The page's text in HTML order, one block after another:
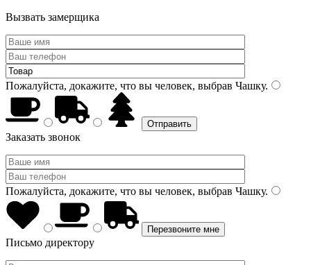
Вызвать замерщика
Пожалуйста, докажите, что вы человек, выбрав Чашку.
Заказать звонок
Пожалуйста, докажите, что вы человек, выбрав Чашку.
Письмо директору